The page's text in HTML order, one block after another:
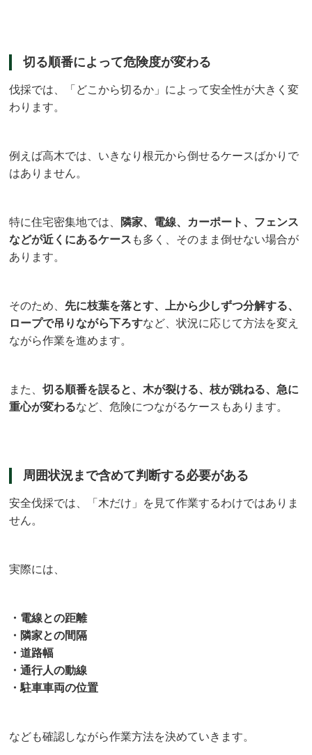
切る順番によって危険度が変わる
伐採では、「どこから切るか」によって安全性が大きく変
わります。
例えば高木では、いきなり根元から倒せるケースばかりで
はありません。
特に住宅密集地では、 隣家、電線、カーポート、フェンス
などが近くにあるケース も多く、そのまま倒せない場合が
あります。
そのため、 先に枝葉を落とす、上から少しずつ分解する、
ロープで吊りながら下ろすなど、状況に応じて方法を変え
ながら作業を進めます。
また、切る順番を誤ると、木が裂ける、枝が跳ねる、急に
重心が変わるなど、危険につながるケースもあります。
周囲状況まで含めて判断する必要がある
安全伐採では、「木だけ」を見て作業するわけではありま
せん。
実際には、
・電線との距離
・隣家との間隔
・道路幅
・通行人の動線
・駐車車両の位置
なども確認しながら作業方法を決めていきます。